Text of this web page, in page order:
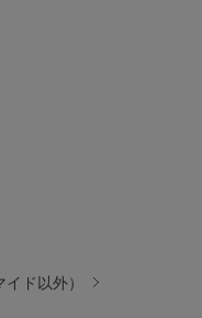
ド以外）